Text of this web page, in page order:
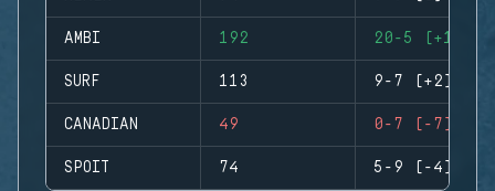
AMBI 192 20-5 (+15)
SURF 113 9-7 (+2)
CANADIAN 49 0-7 (-7)
SPOIT 74 5-9 (-4)